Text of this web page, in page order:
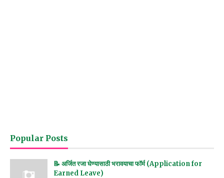
Popular Posts
📝 अर्जित रजा घेण्यासाठी भरावयाचा फॉर्म (Application for
Earned Leave)